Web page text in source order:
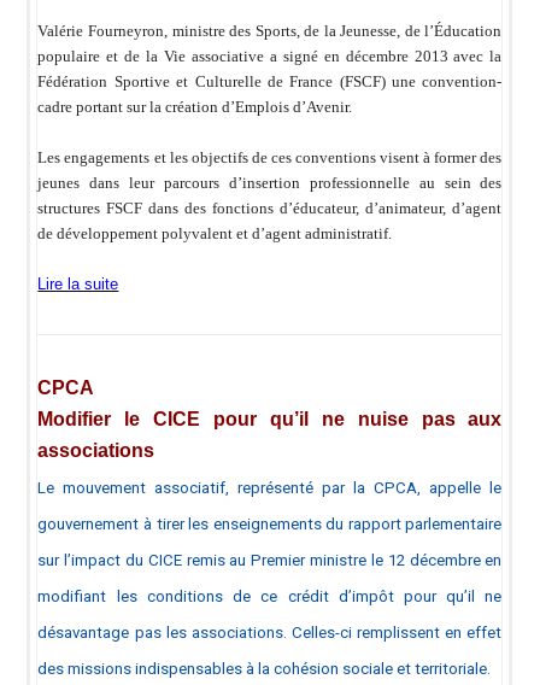
Valérie Fourneyron, ministre des Sports, de la Jeunesse, de l’Éducation
populaire et de la Vie associative a signé en décembre 2013 avec la
Fédération Sportive et Culturelle de France (FSCF) une convention-
cadre portant sur la création d’Emplois d’Avenir.
Les engagements et les objectifs de ces conventions visent à former des
jeunes dans leur parcours d’insertion professionnelle au sein des
structures FSCF dans des fonctions d’éducateur, d’animateur, d’agent
de développement polyvalent et d’agent administratif.
Lire la suite
CPCA
Modifier le CICE pour qu’il ne nuise pas aux
associations
Le mouvement associatif, représenté par la CPCA, appelle le
gouvernement à tirer les enseignements du rapport parlementaire
sur l’impact du CICE remis au Premier ministre le 12 décembre en
modifiant les conditions de ce crédit d’impôt pour qu’il ne
désavantage pas les associations. Celles-ci remplissent en effet
des missions indispensables à la cohésion sociale et territoriale.